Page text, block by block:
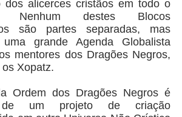
dos alicerces cristãos em todo o
Nenhum destes Blocos
são partes separadas, mas
grande Agenda Globalista
mentores dos Dragões Negros,
Xopatz.
Ordem dos Dragões Negros é
de um projeto de criação